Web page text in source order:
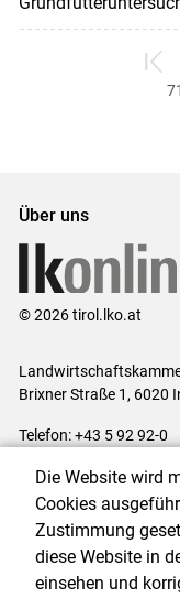
zum
Über uns
© 2026 tirol.lko.at
Brixner Straße 1, 6020
Telefon: +43 5 92 92-0
Impressum|Kontakt|
Cookie-Einstellungen
Die Website wird
Cookies
Zustimmung
diese Website in
einsehen und